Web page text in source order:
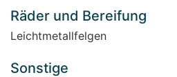
Räder und Bereifung
Leichtmetallfelgen
Sonstige